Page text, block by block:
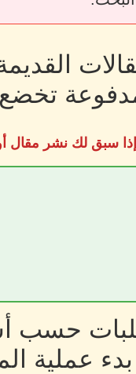
إذا سبق لك نشر مقال
حسب
عملية